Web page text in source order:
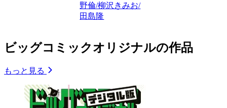
野倫/柳沢きみお/
田島隆
ビッグコミックオリジナルの作品
もっと見る